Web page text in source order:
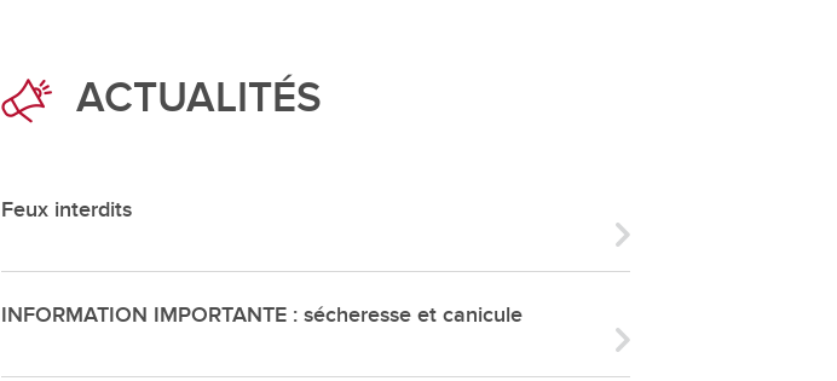
Annuaire communal
ACTUALITÉS
Feux interdits
INFORMATION IMPORTANTE : sécheresse et canicule